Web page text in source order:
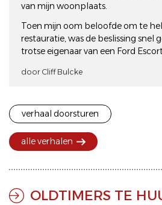
van mijn woonplaats.
Toen mijn oom beloofde om te
restauratie, was de beslissing snel
trotse eigenaar van een Ford
door Cliff Bulcke
verhaal doorsturen
alle verhalen
OLDTIMERS TE